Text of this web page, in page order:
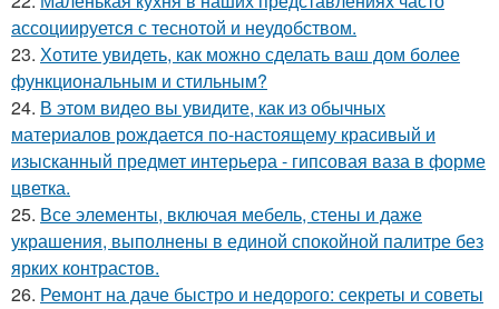
ассоциируется с теснотой и неудобством.
23. Хотите увидеть, как можно сделать ваш дом более
функциональным и стильным?
24. В этом видео вы увидите, как из обычных
материалов рождается по-настоящему красивый и
изысканный предмет интерьера - гипсовая ваза в форме
цветка.
25. Все элементы, включая мебель, стены и даже
украшения, выполнены в единой спокойной палитре без
ярких контрастов.
26. Ремонт на даче быстро и недорого: секреты и советы